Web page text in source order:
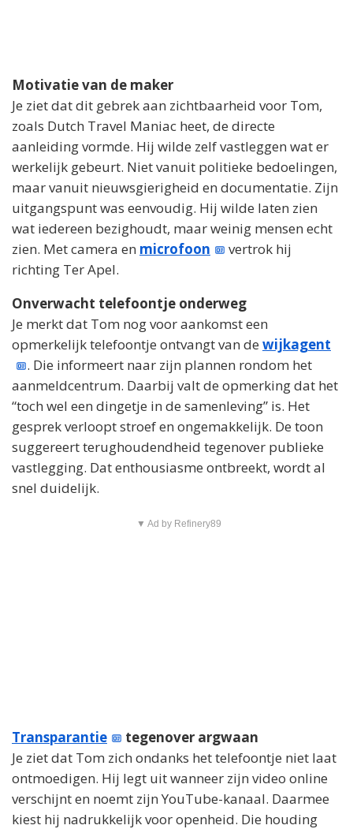
Motivatie van de maker
Je ziet dat dit gebrek aan zichtbaarheid voor Tom,
zoals Dutch Travel Maniac heet, de directe
aanleiding vormde. Hij wilde zelf vastleggen wat er
werkelijk gebeurt. Niet vanuit politieke bedoelingen,
maar vanuit nieuwsgierigheid en documentatie. Zijn
uitgangspunt was eenvoudig. Hij wilde laten zien
wat iedereen bezighoudt, maar weinig mensen echt
zien. Met camera en microfoon
vertrok hij
richting Ter Apel.
Onverwacht telefoontje onderweg
Je merkt dat Tom nog voor aankomst een
opmerkelijk telefoontje ontvangt van de wijkagent
. Die informeert naar zijn plannen rondom het
aanmeldcentrum. Daarbij valt de opmerking dat het
“toch wel een dingetje in de samenleving” is. Het
gesprek verloopt stroef en ongemakkelijk. De toon
suggereert terughoudendheid tegenover publieke
vastlegging. Dat enthousiasme ontbreekt, wordt al
snel duidelijk.
▼ Ad by Refinery89
Transparantie
tegenover argwaan
Je ziet dat Tom zich ondanks het telefoontje niet laat
ontmoedigen. Hij legt uit wanneer zijn video online
verschijnt en noemt zijn YouTube-kanaal. Daarmee
kiest hij nadrukkelijk voor openheid. Die houding